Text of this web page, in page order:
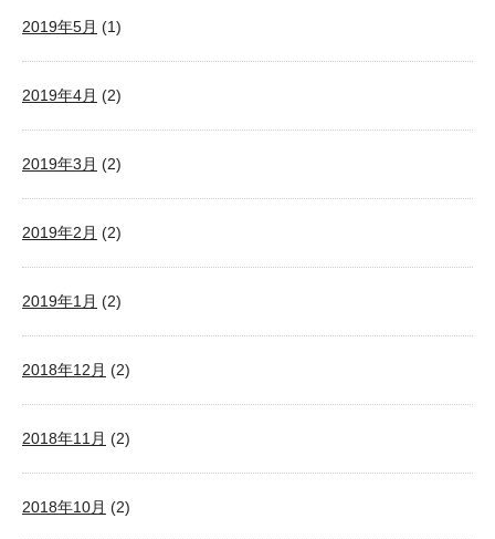
2019年5月 (1)
2019年4月 (2)
2019年3月 (2)
2019年2月 (2)
2019年1月 (2)
2018年12月 (2)
2018年11月 (2)
2018年10月 (2)